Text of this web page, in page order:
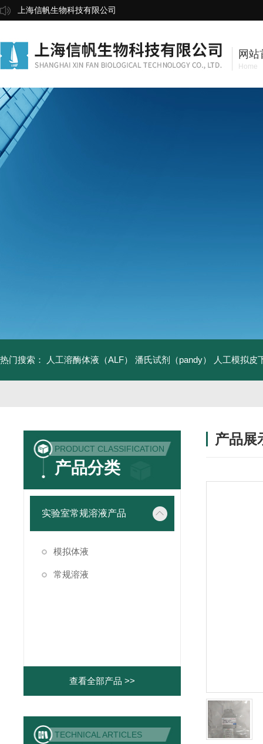
上海信帆生物科技有限公司
网站
Home
热门搜索： 人工溶酶体液（ALF） 潘氏试剂（pandy） 人工模拟皮
PRODUCT CLASSIFICATION
产品分类
实验室常规溶液产品
模拟体液
常规溶液
查看全部产品 >>
TECHNICAL ARTICLES
产品展